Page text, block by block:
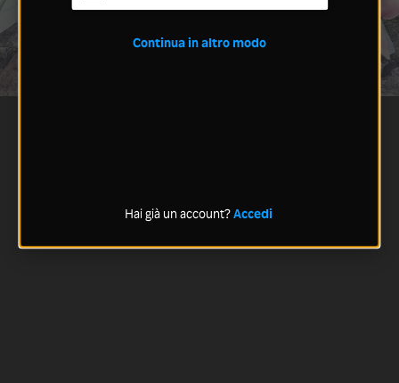
Continua in altro modo
Hai già un account?Accedi